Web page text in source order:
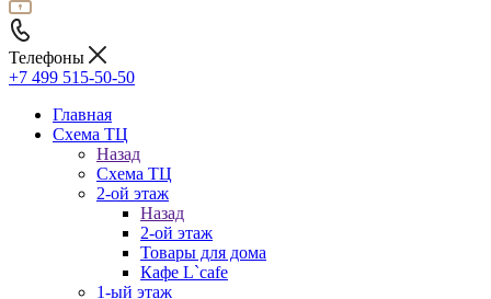
Телефоны
+7 499 515-50-50
Главная
Схема ТЦ
Назад
Схема ТЦ
2-ой этаж
Назад
2-ой этаж
Товары для дома
Кафе L`cafe
1-ый этаж